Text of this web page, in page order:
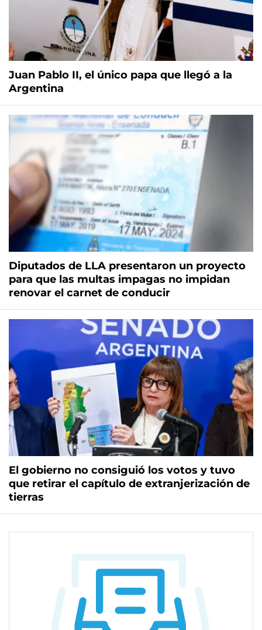
Juan Pablo II, el único papa que llegó a la
Argentina
Diputados de LLA presentaron un proyecto
para que las multas impagas no impidan
renovar el carnet de conducir
El gobierno no consiguió los votos y tuvo
que retirar el capítulo de extranjerización de
tierras